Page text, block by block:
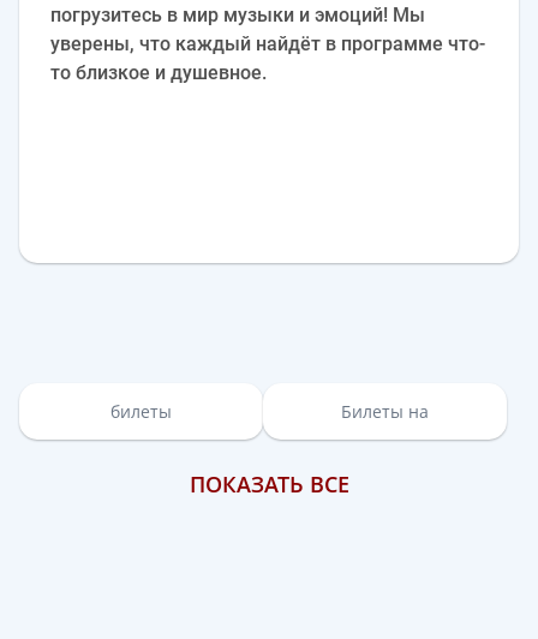
погрузитесь в мир музыки и эмоций! Мы
уверены, что каждый найдёт в программе что-
то близкое и душевное.
билеты Билеты на
ПОКАЗАТЬ ВСЕ